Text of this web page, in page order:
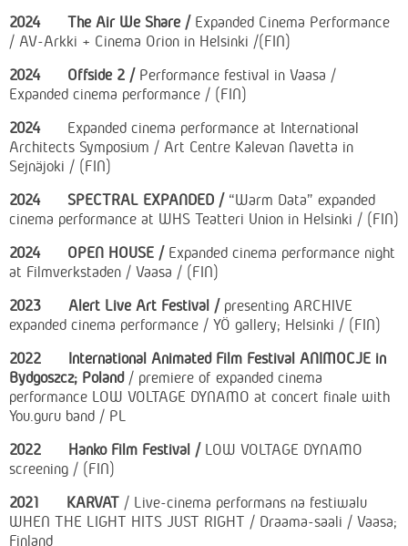
2024 The Air We Share / Expanded Cinema Performance
/ AV-Arkki + Cinema Orion in Helsinki /(FIN)
2024 Offside 2 / Performance festival in Vaasa /
Expanded cinema performance / (FIN)
2024 Expanded cinema performance at International
Architects Symposium / Art Centre Kalevan Navetta in
Sejnäjoki / (FIN)
2024 SPECTRAL EXPANDED / “Warm Data” expanded
cinema performance at WHS Teatteri Union in Helsinki / (FIN)
2024 OPEN HOUSE / Expanded cinema performance night
at Filmverkstaden / Vaasa / (FIN)
2023 Alert Live Art Festival /presenting ARCHIVE
expanded cinema performance / YÖ gallery; Helsinki / (FIN)
2022 International Animated Film Festival ANIMOCJE in
Bydgoszcz; Poland/ premiere of expanded cinema
performance LOW VOLTAGE DYNAMO at concert finale with
You.guru band / PL
2022 Hanko Film Festival /LOW VOLTAGE DYNAMO
screening / (FIN)
2021 KARVAT / Live-cinema performans na festiwalu
WHEN THE LIGHT HITS JUST RIGHT / Draama-saali / Vaasa;
Finland